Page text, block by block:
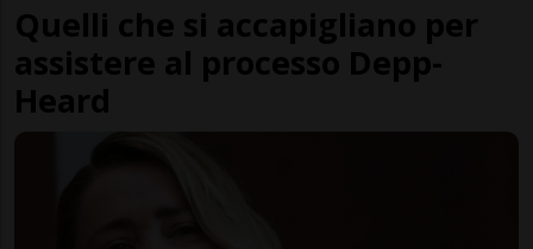
Quelli che si accapigliano per
assistere al processo Depp-
Heard